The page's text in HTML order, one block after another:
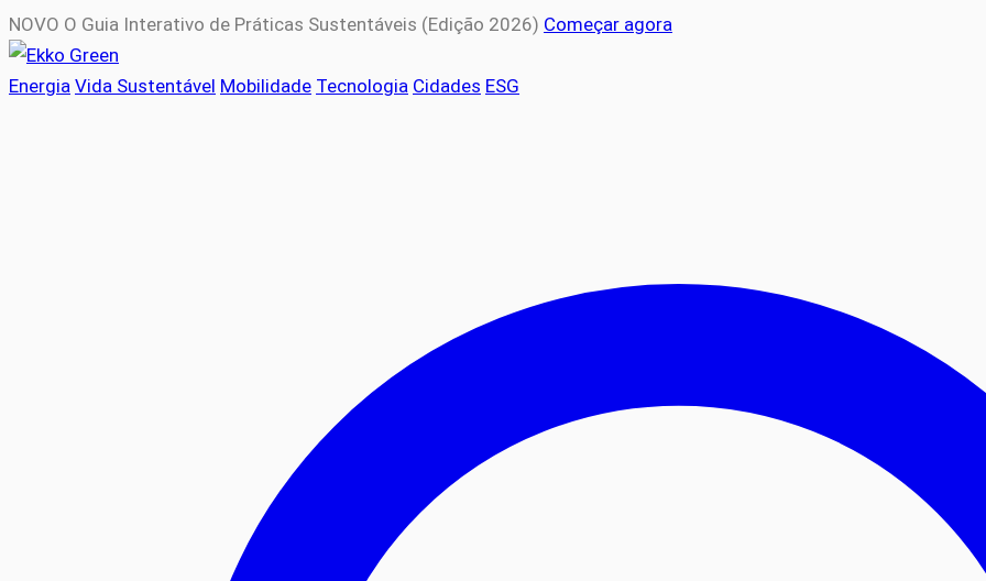
NOVO O Guia Interativo de Práticas Sustentáveis (Edição 2026) Começar agora
Energia Vida Sustentável Mobilidade Tecnologia Cidades ESG